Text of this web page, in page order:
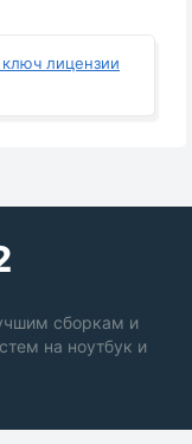
лицензии
сборкам и
на ноутбук и